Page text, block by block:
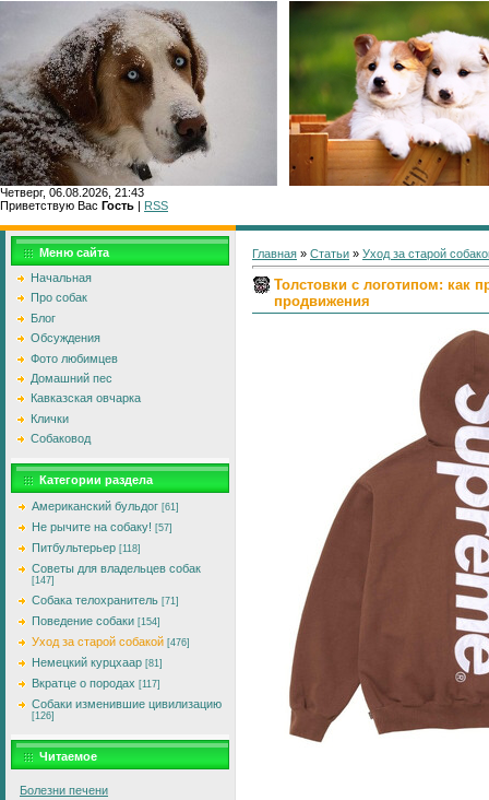
Четверг, 06.08.2026, 21:43
Приветствую Вас Гость | RSS
Меню сайта
Начальная
Про собак
Блог
Обсуждения
Фото любимцев
Домашний пес
Кавказская овчарка
Клички
Собаковод
Категории раздела
Американский бульдог [61]
Не рычите на собаку! [57]
Питбультерьер [118]
Советы для владельцев собак
[147]
Собака телохранитель [71]
Поведение собаки [154]
Уход за старой собакой [476]
Немецкий курцхаар [81]
Вкратце о породах [117]
Собаки изменившие цивилизацию
[126]
Читаемое
Болезни печени
Главная » Статьи » Уход за старой
Толстовки с логотипом: как
продвижения